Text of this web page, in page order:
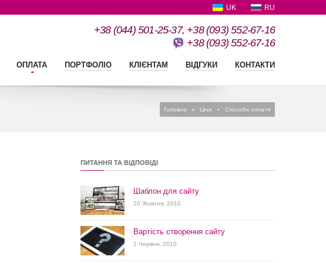
UK RU
+38 (044) 501-25-37, +38 (093) 552-67-16
+38 (093) 552-67-16
ОПЛАТА ПОРТФОЛІО КЛІЄНТАМ ВІДГУКИ КОНТАКТИ
Головна » Ціни » Способи оплати
ПИТАННЯ ТА ВІДПОВІДІ
Шаблон для сайту
20 Жовтня, 2010
Вартість створення сайту
2 Червня, 2010